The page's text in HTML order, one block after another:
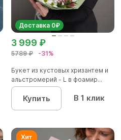
Доставка 0₽
5789 ₽ -31%
3 999 ₽
Букет из кустовых хризантем и
альстромерий - L в фоамир...
Купить В 1 клик